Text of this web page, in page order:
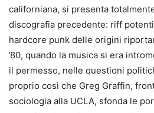
californiana, si presenta
discografia precedente: riff
hardcore punk delle origini
’80, quando la musica si era
il permesso, nelle questioni
proprio così che Greg Graffin,
sociologia alla UCLA, sfonda le